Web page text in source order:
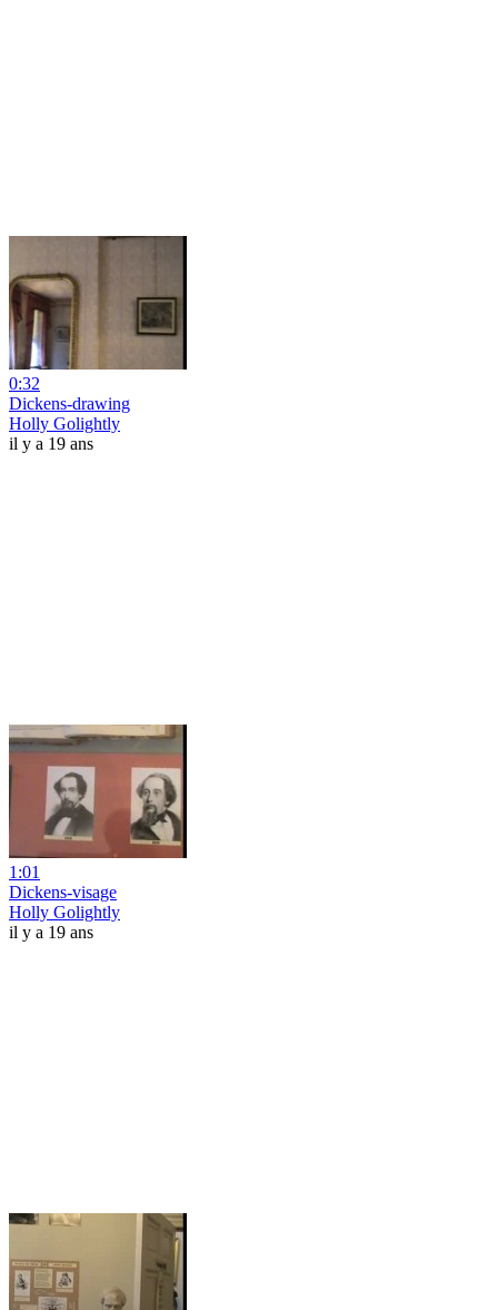
0:32
Dickens-drawing
Holly Golightly
il y a 19 ans
1:01
Dickens-visage
Holly Golightly
il y a 19 ans